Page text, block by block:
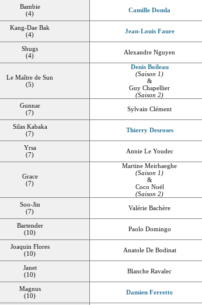
Bambie
(4)
Camille Donda
Kang-Dae Bak
(4)
Jean-Louis Faure
Shugs
(4)
Alexandre Nguyen
Le Maître de Sun
(5)
Denis Boileau
(Saison 1)
&
Guy Chapellier
(Saison 2)
Gunnar
(7)
Sylvain Clément
Silas Kabaka
(7)
Thierry Desroses
Yrsa
(7)
Annie Le Youdec
Grace
(7)
Martine Meirhaeghe
(Saison 1)
&
Coco Noël
(Saison 2)
Soo-Jin
(7)
Valérie Bachère
Bartender
(10)
Paolo Domingo
Joaquin Flores
(10)
Anatole De Bodinat
Janet
(10)
Blanche Ravalec
Magnus
(10)
Damien Ferrette